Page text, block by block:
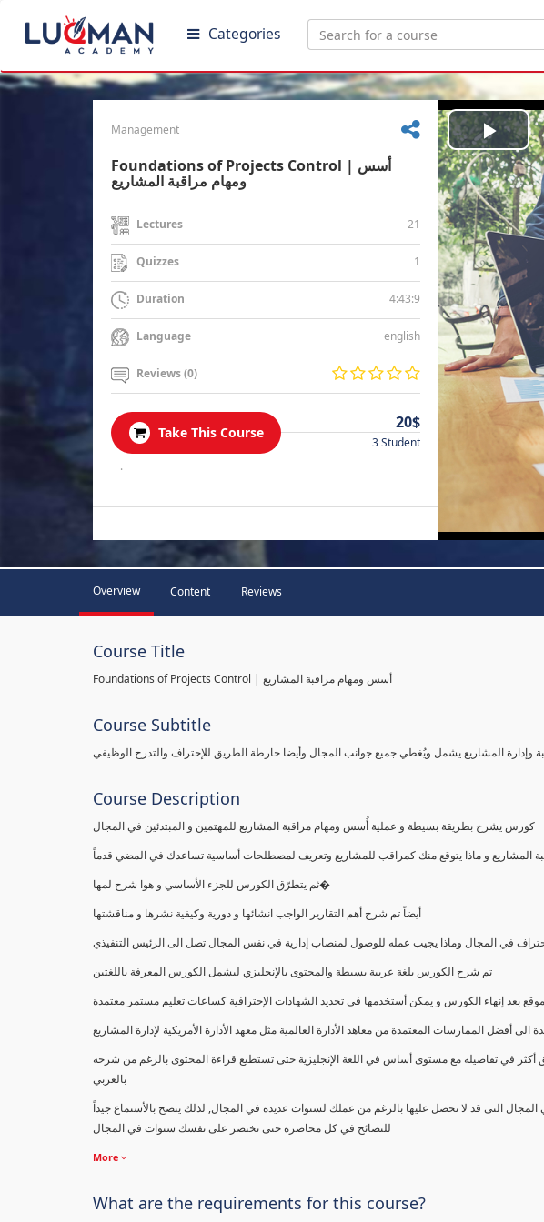
Categories
Management
Foundations of Projects Control | أسس
ومهام مراقبة المشاريع
Lectures 21
Quizzes 1
Duration 4:43:9
Language english
Reviews (0)
Take This Course
20$
3 Student
.
Play
Overview Content Reviews
Course Title
Foundations of Projects Control | أسس ومهام مراقبة المشاريع
Course Subtitle
وإدارة المشاريع يشمل ويُغطي جميع جوانب المجال وأيضا خارطة الطريق للإحتراف والتدرج الوظيفي
Course Description
كورس يشرح بطريقة بسيطة و عملية أُسس ومهام مراقبة المشاريع للمهتمين و المبتدئين في المجال
المشاريع و ماذا يتوقع منك كمراقب للمشاريع وتعريف لمصطلحات أساسية تساعدك في المضي قدماً
ثم يتطرّق الكورس للجزء الأساسي و هوا شرح لمها�
أيضاً تم شرح أهم التقارير الواجب انشائها و دورية وكيفية نشرها و مناقشتها
في المجال وماذا يجيب عمله للوصول لمنصاب إدارية في نفس المجال تصل الى الرئيس التنفيذي
تم شرح الكورس بلغة عربية بسيطة والمحتوى بالإنجليزي ليشمل الكورس المعرفة باللغتين
بعد إنهاء الكورس و يمكن أستخدمها في تجديد الشهادات الإحترافية كساعات تعليم مستمر معتمدة
الممارسات المعتمدة من معاهد الأدارة العالمية مثل معهد الأدارة الأمريكية لإدارة المشاريع
في تفاصيله مع مستوى أساس في اللغة الإنجليزية حتى تستطيع قراءة المحتوى بالرغم من شرحه
بالعربي
المجال التى قد لا تحصل عليها بالرغم من عملك لسنوات عديدة في المجال, لذلك ينصح بالأستماع جيداً
للنصائح في كل محاضرة حتى تختصر على نفسك سنوات في المجال
More
What are the requirements for this course?